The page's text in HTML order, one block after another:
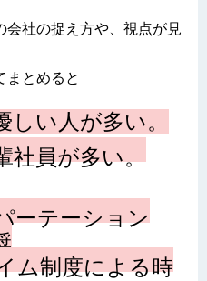
会社の捉え方や、視点が見
まとめると
い人が多い。
社員が多い。
ーテーション
ム制度による時